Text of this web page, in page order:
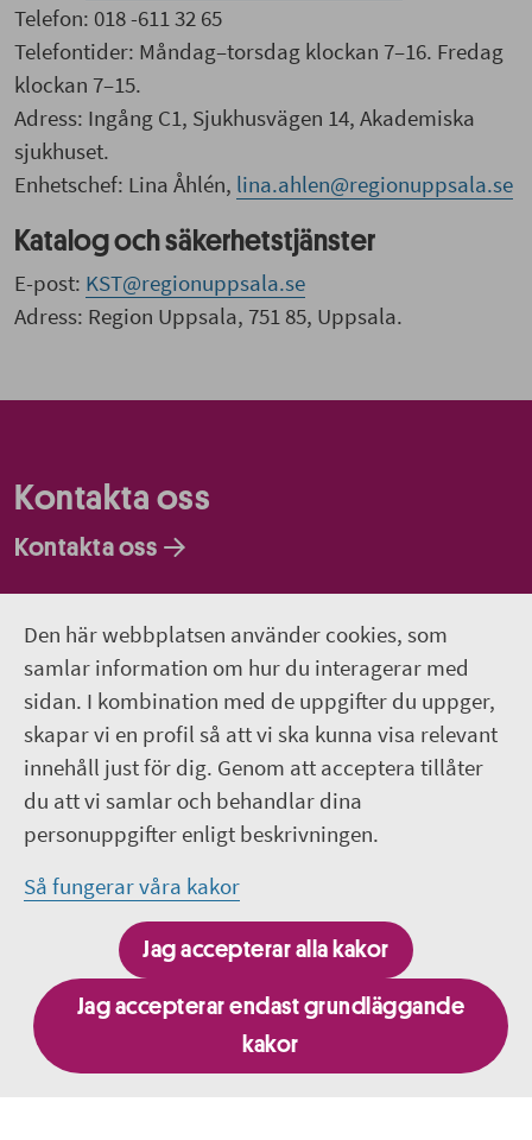
Den här webbplatsen använder cookies, som
samlar information om hur du interagerar med
sidan. I kombination med de uppgifter du uppger,
skapar vi en profil så att vi ska kunna visa relevant
innehåll just för dig. Genom att acceptera tillåter
du att vi samlar och behandlar dina
personuppgifter enligt beskrivningen.
Så fungerar våra kakor
Jag accepterar alla kakor
Jag accepterar endast grundläggande
kakor
Telefon: 018 -611 32 65
Telefontider: Måndag–torsdag klockan 7–16. Fredag
klockan 7–15.
Adress: Ingång C1, Sjukhusvägen 14, Akademiska
sjukhuset.
Enhetschef: Lina Åhlén, lina.ahlen@regionuppsala.se
Katalog och säkerhetstjänster
E-post: KST@regionuppsala.se
Adress: Region Uppsala, 751 85, Uppsala.
Kontakta oss
Kontakta oss
Om webbplatsen
018-611 00 00
region.uppsala@regionuppsala.se
Genvägar
För personal i Region Uppsala
It-system och e-tjänster